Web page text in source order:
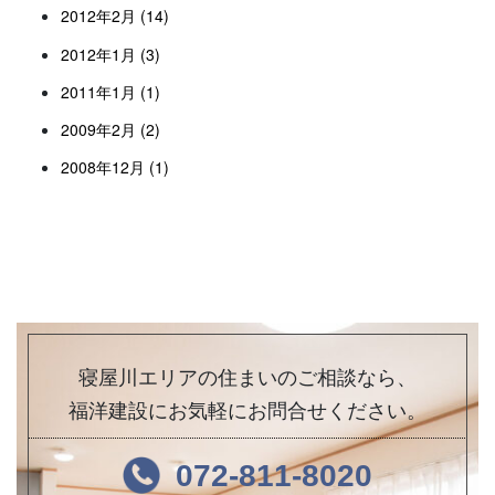
2012年2月 (14)
2012年1月 (3)
2011年1月 (1)
2009年2月 (2)
2008年12月 (1)
寝屋川エリアの住まいのご相談なら、
福洋建設にお気軽にお問合せください。
072-811-8020